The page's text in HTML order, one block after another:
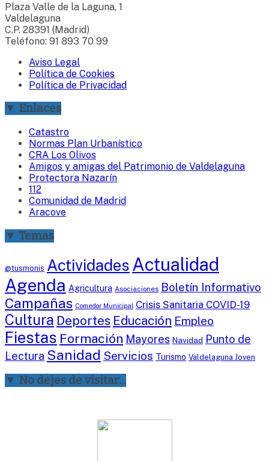
Plaza Valle de la Laguna, 1
Valdelaguna
C.P. 28391 (Madrid)
Teléfono: 91 893 70 99
Aviso Legal
Política de Cookies
Política de Privacidad
▼ Enlaces
Catastro
Normas Plan Urbanístico
CRA Los Olivos
Amigos y amigas del Patrimonio de Valdelaguna
Protectora Nazarín
112
Comunidad de Madrid
Aracove
▼ Temas
@tusmonis ActividadesActualidad
Agenda Agricultura Asociaciones Boletín Informativo
Campañas Comedor Municipal Crisis Sanitaria COVID-19
Cultura Deportes Educación Empleo
Fiestas Formación Mayores Navidad Punto de
Lectura Sanidad Servicios Turismo Valdelaguna Joven
▼ No dejes de visitar…